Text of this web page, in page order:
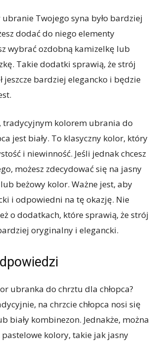
ubranie Twojego syna było bardziej
dodać do niego elementy
wybrać ozdobną kamizelkę lub
Takie dodatki sprawią, że strój
jeszcze bardziej elegancko i będzie
tradycyjnym kolorem ubrania do
jest biały. To klasyczny kolor, który
i niewinność. Jeśli jednak chcesz
możesz zdecydować się na jasny
beżowy kolor. Ważne jest, aby
i odpowiedni na tę okazję. Nie
o dodatkach, które sprawią, że strój
oryginalny i elegancki.
ubranka do chrztu dla chłopca?
na chrzcie chłopca nosi się
biały kombinezon. Jednakże, można
kolory, takie jak jasny